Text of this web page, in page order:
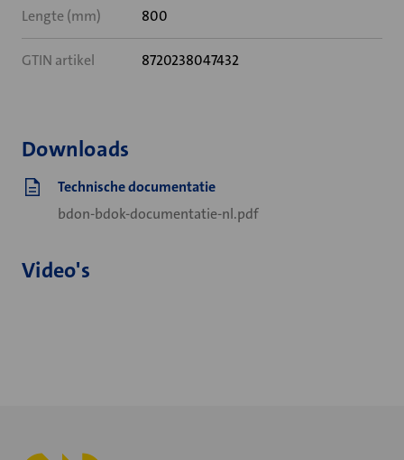
Lengte (mm) 800
GTIN artikel 8720238047432
Downloads
Technische documentatie
bdon-bdok-documentatie-nl.pdf
Video's